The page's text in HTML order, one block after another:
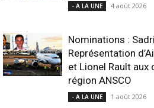
- A LA UNE 4 août 2026
Nominations :
Représentation
et Lionel Rault
région ANSCO
- A LA UNE 1 août 2026